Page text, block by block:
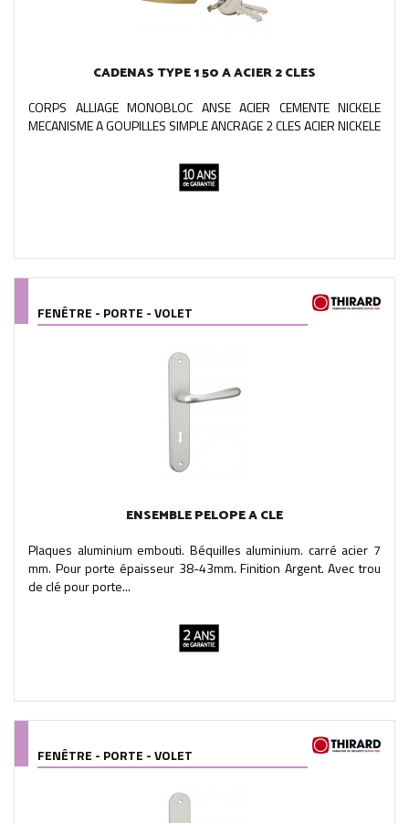
CADENAS TYPE 1 50 A ACIER 2 CLES
CORPS ALLIAGE MONOBLOC ANSE ACIER CEMENTE NICKELE
MECANISME A GOUPILLES SIMPLE ANCRAGE 2 CLES ACIER NICKELE
FENÊTRE - PORTE - VOLET
ENSEMBLE PELOPE A CLE
Plaques aluminium embouti. Béquilles aluminium. carré acier 7
mm. Pour porte épaisseur 38-43mm. Finition Argent. Avec trou
de clé pour porte...
FENÊTRE - PORTE - VOLET